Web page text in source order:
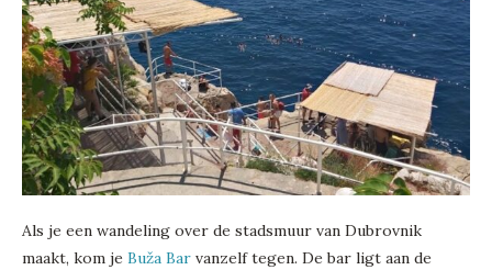
Als je een wandeling over de stadsmuur van Dubrovnik
maakt, kom je Buža Bar vanzelf tegen. De bar ligt aan de